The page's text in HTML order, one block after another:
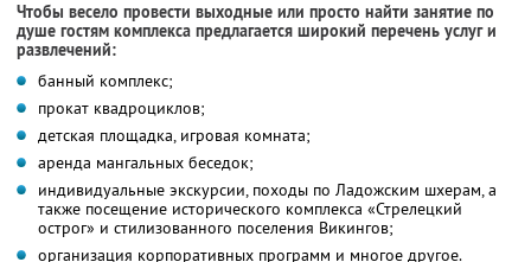
Чтобы весело провести выходные или просто найти занятие по
душе гостям комплекса предлагается широкий перечень услуг и
развлечений:
банный комплекс;
прокат квадроциклов;
детская площадка, игровая комната;
аренда мангальных беседок;
индивидуальные экскурсии, походы по Ладожским шхерам, а
также посещение исторического комплекса «Стрелецкий
острог» и стилизованного поселения Викингов;
организация корпоративных программ и многое другое.